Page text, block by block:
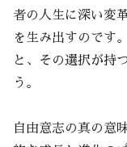
者の人生に深い変
を生み出すのです
と、その選択が持
う。
自由意志の真の意